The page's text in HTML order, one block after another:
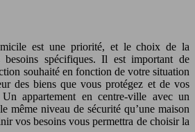
est une priorité, et le choix de la
spécifiques. Il est important de
souhaité en fonction de votre situation
des biens que vous protégez et de vos
Un appartement en centre-ville avec un
même niveau de sécurité qu’une maison
vos besoins vous permettra de choisir la